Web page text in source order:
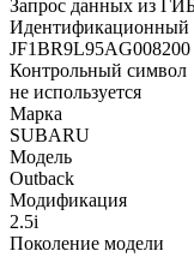
Запрос данных из
Идентификационный
JF1BR9L95AG008200
Контрольный символ
не используется
Марка
SUBARU
Модель
Outback
Модификация
2.5i
Поколение модели